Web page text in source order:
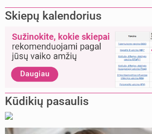
Skiepų kalendorius
Kūdikių pasaulis